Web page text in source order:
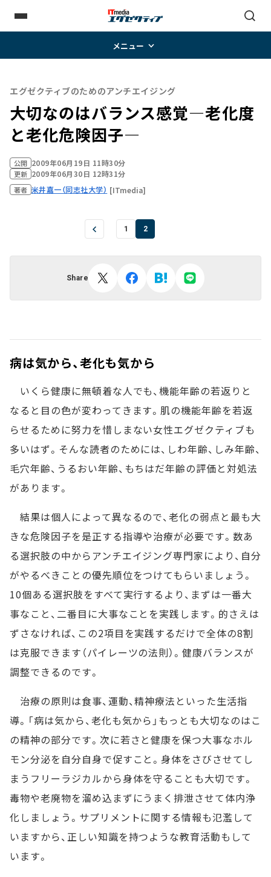
メニュー
エグゼクティブのためのアンチエイジング
大切なのはバランス感覚―老化度
と老化危険因子―
公開 2009年06月19日 11時30分
更新 2009年06月30日 12時31分
著者 米井嘉一（同志社大学） [ITmedia]
1 2
Share
病は気から、老化も気から
いくら健康に無頓着な人でも、機能年齢の若返りと
なると目の色が変わってきます。肌の機能年齢を若返
らせるために努力を惜しまない女性エグゼクティブも
多いはず。そんな読者のためには、しわ年齢、しみ年齢、
毛穴年齢、うるおい年齢、もちはだ年齢の評価と対処法
があります。
結果は個人によって異なるので、老化の弱点と最も大
きな危険因子を是正する指導や治療が必要です。数あ
る選択肢の中からアンチエイジング専門家により、自分
がやるべきことの優先順位をつけてもらいましょう。
10個ある選択肢をすべて実行するより、まずは一番大
事なこと、二番目に大事なことを実践します。的さえは
ずさなければ、この2項目を実践するだけで全体の8割
は克服できます（パイレーツの法則）。健康バランスが
調整できるのです。
治療の原則は食事、運動、精神療法といった生活指
導。「病は気から、老化も気から」もっとも大切なのはこ
の精神の部分です。次に若さと健康を保つ大事なホル
モン分泌を自分自身で促すこと。身体をさびさせてし
まうフリーラジカルから身体を守ることも大切です。
毒物や老廃物を溜め込まずにうまく排泄させて体内浄
化しましょう。サプリメントに関する情報も氾濫して
いますから、正しい知識を持つような教育活動もして
います。